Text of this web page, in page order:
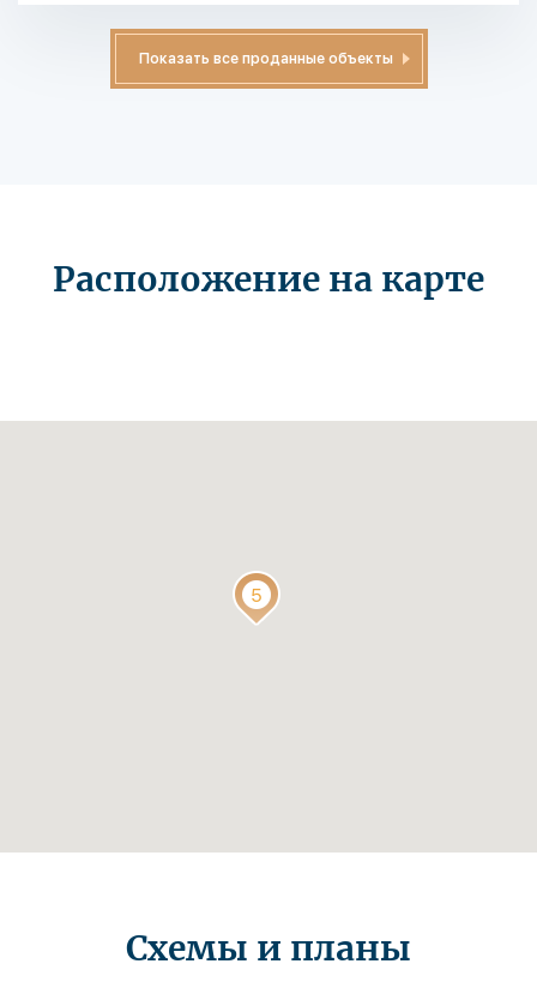
Показать все проданные объекты
Расположение на карте
Схемы и планы